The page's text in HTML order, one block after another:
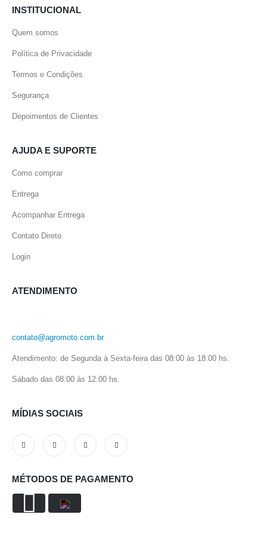
INSTITUCIONAL
Quem somos
Política de Privacidade
Termos e Condições
Segurança
Depoimentos de Clientes
AJUDA E SUPORTE
Como comprar
Entrega
Acompanhar Entrega
Contato Direto
Login
ATENDIMENTO
contato@agromoto.com.br
Atendimento: de Segunda à Sexta-feira das 08:00 às 18:00 hs.
Sábado das 08:00 às 12:00 hs.
MÍDIAS SOCIAIS
MÉTODOS DE PAGAMENTO